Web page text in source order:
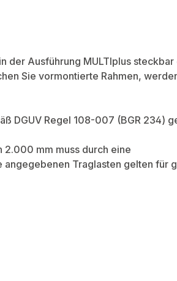
der Ausführung MULTIplus
Sie vormontierte Rahmen,
DGUV Regel 108-007 (BGR 234)
2.000 mm muss durch eine
Traglasten gelten für